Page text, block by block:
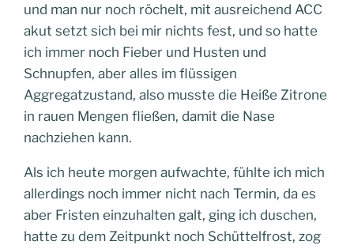
und man nur noch röchelt, mit ausreichend ACC
akut setzt sich bei mir nichts fest, und so hatte
ich immer noch Fieber und Husten und
Schnupfen, aber alles im flüssigen
Aggregatzustand, also musste die Heiße Zitrone
in rauen Mengen fließen, damit die Nase
nachziehen kann.
Als ich heute morgen aufwachte, fühlte ich mich
allerdings noch immer nicht nach Termin, da es
aber Fristen einzuhalten galt, ging ich duschen,
hatte zu dem Zeitpunkt noch Schüttelfrost, zog